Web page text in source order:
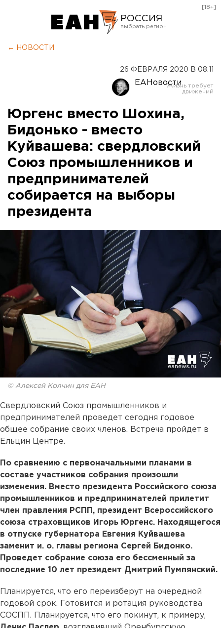
РОССИЯ
Оренбург
[18+]
← НОВОСТИ
26 ФЕВРАЛЯ 2020 В 08:11
ЕАНовости
Юргенс вместо Шохина,
Бидонько - вместо
Куйвашева: свердловский
Союз промышленников и
предпринимателей
собирается на выборы
президента
© Алексей Колчин для ЕАН
Свердловский Союз промышленников и
предпринимателей проведет сегодня годовое
общее собрание своих членов. Встреча пройдет в
Ельцин Центре.
По сравнению с первоначальными планами в
составе участников собрания произошли
изменения. Вместо президента Российского союза
промышленников и предпринимателей прилетит
член правления РСПП, президент Всероссийского
союза страховщиков Игорь Юргенс. Находящегося
в отпуске губернатора Евгения Куйвашева
заменит и. о. главы региона Сергей Бидонко.
Проведет собрание союза его бессменный за
последние 10 лет президент Дмитрий Пумпянский.
Планируется, что его переизберут на очередной
годовой срок. Готовится и ротация руководства
СОСПП. Планируется, что его покинут, к примеру,